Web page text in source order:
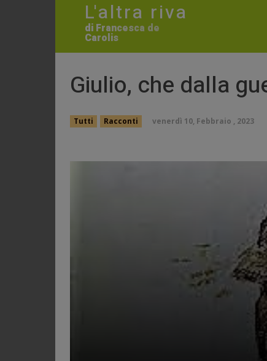
L'altra riva
di Francesca de
Carolis
Giulio, che dalla
Tutti Racconti venerdì 10, Febbraio , 2023